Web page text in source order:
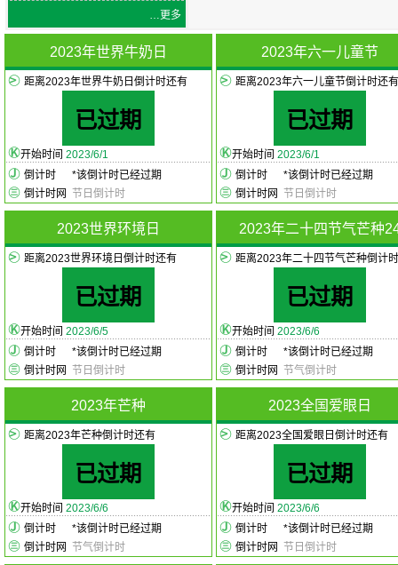
…更多
2023年世界牛奶日
距离2023年世界牛奶日倒计时还有
已过期
开始时间 2023/6/1
倒计时
*该倒计时已经过期
倒计时网
节日倒计时
2023年六一儿童节
距离2023年六一儿童节倒计时还有
已过期
开始时间 2023/6/1
倒计时
*该倒计时已经过期
倒计时网
节日倒计时
2023世界环境日
距离2023世界环境日倒计时还有
已过期
开始时间 2023/6/5
倒计时
*该倒计时已经过期
倒计时网
节日倒计时
2023年二十四节气芒种
距离2023年二十四节气芒种倒计
已过期
开始时间 2023/6/6
倒计时
*该倒计时已经过期
倒计时网
节气倒计时
2023年芒种
距离2023年芒种倒计时还有
已过期
开始时间 2023/6/6
倒计时
*该倒计时已经过期
倒计时网
节气倒计时
2023全国爱眼日
距离2023全国爱眼日倒计时还有
已过期
开始时间 2023/6/6
倒计时
*该倒计时已经过期
倒计时网
节日倒计时